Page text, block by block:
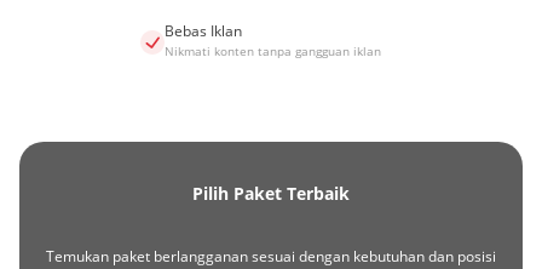
Bebas Iklan
Nikmati konten tanpa gangguan iklan
Pilih Paket Terbaik
Temukan paket berlangganan sesuai dengan kebutuhan dan posisi